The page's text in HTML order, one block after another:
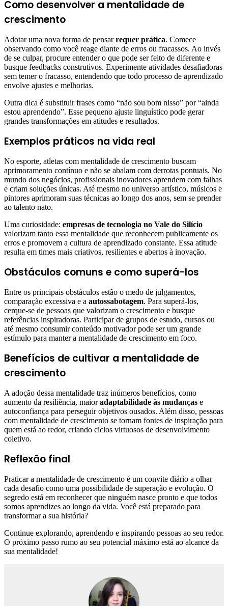
Como desenvolver a mentalidade de
crescimento
Adotar uma nova forma de pensarrequer prática. Comece
observando como você reage diante de erros ou fracassos. Ao invés
de se culpar, procure entender o que pode ser feito de diferente e
busque feedbacks construtivos. Experimente atividades desafiadoras
sem temer o fracasso, entendendo que todo processo de aprendizado
envolve ajustes e melhorias.
Outra dica é substituir frases como “não sou bom nisso” por “ainda
estou aprendendo”. Esse pequeno ajuste linguístico pode gerar
grandes transformações em atitudes e resultados.
Exemplos práticos na vida real
No esporte, atletas com mentalidade de crescimento buscam
aprimoramento contínuo e não se abalam com derrotas pontuais. No
mundo dos negócios, profissionais inovadores aprendem com falhas
e criam soluções únicas. Até mesmo no universo artístico, músicos e
pintores aprimoram suas técnicas ao longo dos anos, sem se prender
ao talento nato.
Uma curiosidade: empresas de tecnologia no Vale do Silício
valorizam tanto essa mentalidade que reconhecem publicamente os
erros e promovem a cultura de aprendizado constante. Essa atitude
resulta em times mais criativos, resilientes e abertos à inovação.
Obstáculos comuns e como superá-los
Entre os principais obstáculos estão o medo de julgamentos,
comparação excessiva e a autossabotagem. Para superá-los,
cerque-se de pessoas que valorizam o crescimento e busque
referências inspiradoras. Participar de grupos de estudo, cursos ou
até mesmo consumir conteúdo motivador pode ser um grande
estímulo para manter a mentalidade de crescimento em foco.
Benefícios de cultivar a mentalidade de
crescimento
A adoção dessa mentalidade traz inúmeros benefícios, como
aumento da resiliência, maioradaptabilidade às mudanças e
autoconfiança para perseguir objetivos ousados. Além disso, pessoas
com mentalidade de crescimento se tornam fontes de inspiração para
quem está ao redor, criando ciclos virtuosos de desenvolvimento
coletivo.
Reflexão final
Praticar a mentalidade de crescimento é um convite diário a olhar
cada desafio como uma possibilidade de superação e evolução. O
segredo está em reconhecer que ninguém nasce pronto e que todos
somos aprendizes ao longo da vida. Você está preparado para
transformar a sua história?
Continue explorando, aprendendo e inspirando pessoas ao seu redor.
O próximo passo rumo ao seu potencial máximo está ao alcance da
sua mentalidade!